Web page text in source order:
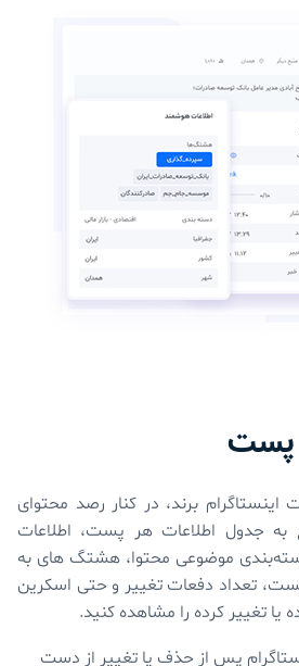
پست
اینستاگرام برند، در کنار رصد محتوای
به جدول اطلاعات هر پست، اطلاعات
موضوعی محتوا، هشتگ های به
تعداد دفعات تغییر و حتی اسکرین‌
کرده را مشاهده کنید.
پس از حذف یا تغییر از دست